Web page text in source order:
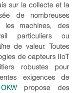
sur la collecte et la
de nombreuses
les machines, des
particuliers ou
de valeur. Toutes
de capteurs IIoT
robustes pour
exigences de
OKW propose des